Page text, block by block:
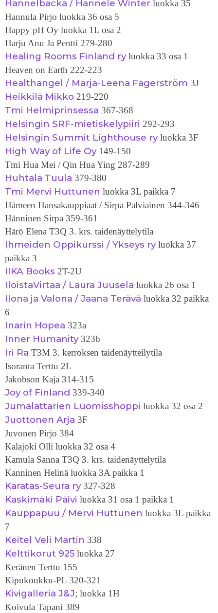
Hannelbacka / Hannele Winter luokka 35
Hannula Pirjo luokka 36 osa 5
Happy pH Oy luokka 1L osa 2
Harju Anu Ja Pentti 279-280
Healing Rooms Finland ryluokka 33 osa 1
Heaven on Earth 222-223
Healthangel / Marja-Leena Fagerström 3J
Heikkilä Mikko 219-220
Tmi Helmiprinsessa 367-368
Helsingin SRF-mietiskelypiiri 292-293
Helsingin Summit Lighthouse ryluokka 3F
High Way of Life Oy149-150
Tmi Hua Mei / Qin Hua Ying 287-289
Huhtala Tuula 379-380
Tmi Mervi Huttunen luokka 3L paikka 7
Hämeen Hansakauppiaat / Sirpa Palviainen 344-346
Hänninen Sirpa 359-361
Härö Elena T3Q 3. krs. taidenäyttelytila
Ihmeiden Oppikurssi / Ykseys ryluokka 37
paikka 3
IIKA Books 2T-2U
IloistaVirtaa / Laura Juusela luokka 26 osa 1
Ilona ja Valona / Jaana Terävä luokka 32 paikka
6
Inarin Hopea 323a
Inner Humanity323b
Iri Ra T3M 3. kerroksen taidenäytteilytila
Isoranta Terttu 2L
Jakobson Kaja 314-315
Joy of Finland 339-340
Jumalattarien Luomisshoppi luokka 32 osa 2
Juottonen Arja 3F
Juvonen Pirjo 384
Kalajoki Olli luokka 32 osa 4
Kamula Sanna T3Q 3. krs. taidenäyttelytila
Kanninen Helinä luokka 3A paikka 1
Karatas-Seura ry327-328
Kaskimäki Päivi luokka 31 osa 1 paikka 1
Kauppapuu / Mervi Huttunen luokka 3L paikka
7
Keitel Veli Martin 338
Kelttikorut 925 luokka 27
Keränen Terttu 155
Kipukoukku-PL 320-321
Kivigalleria J&J; luokka 1H
Koivula Tapani 389